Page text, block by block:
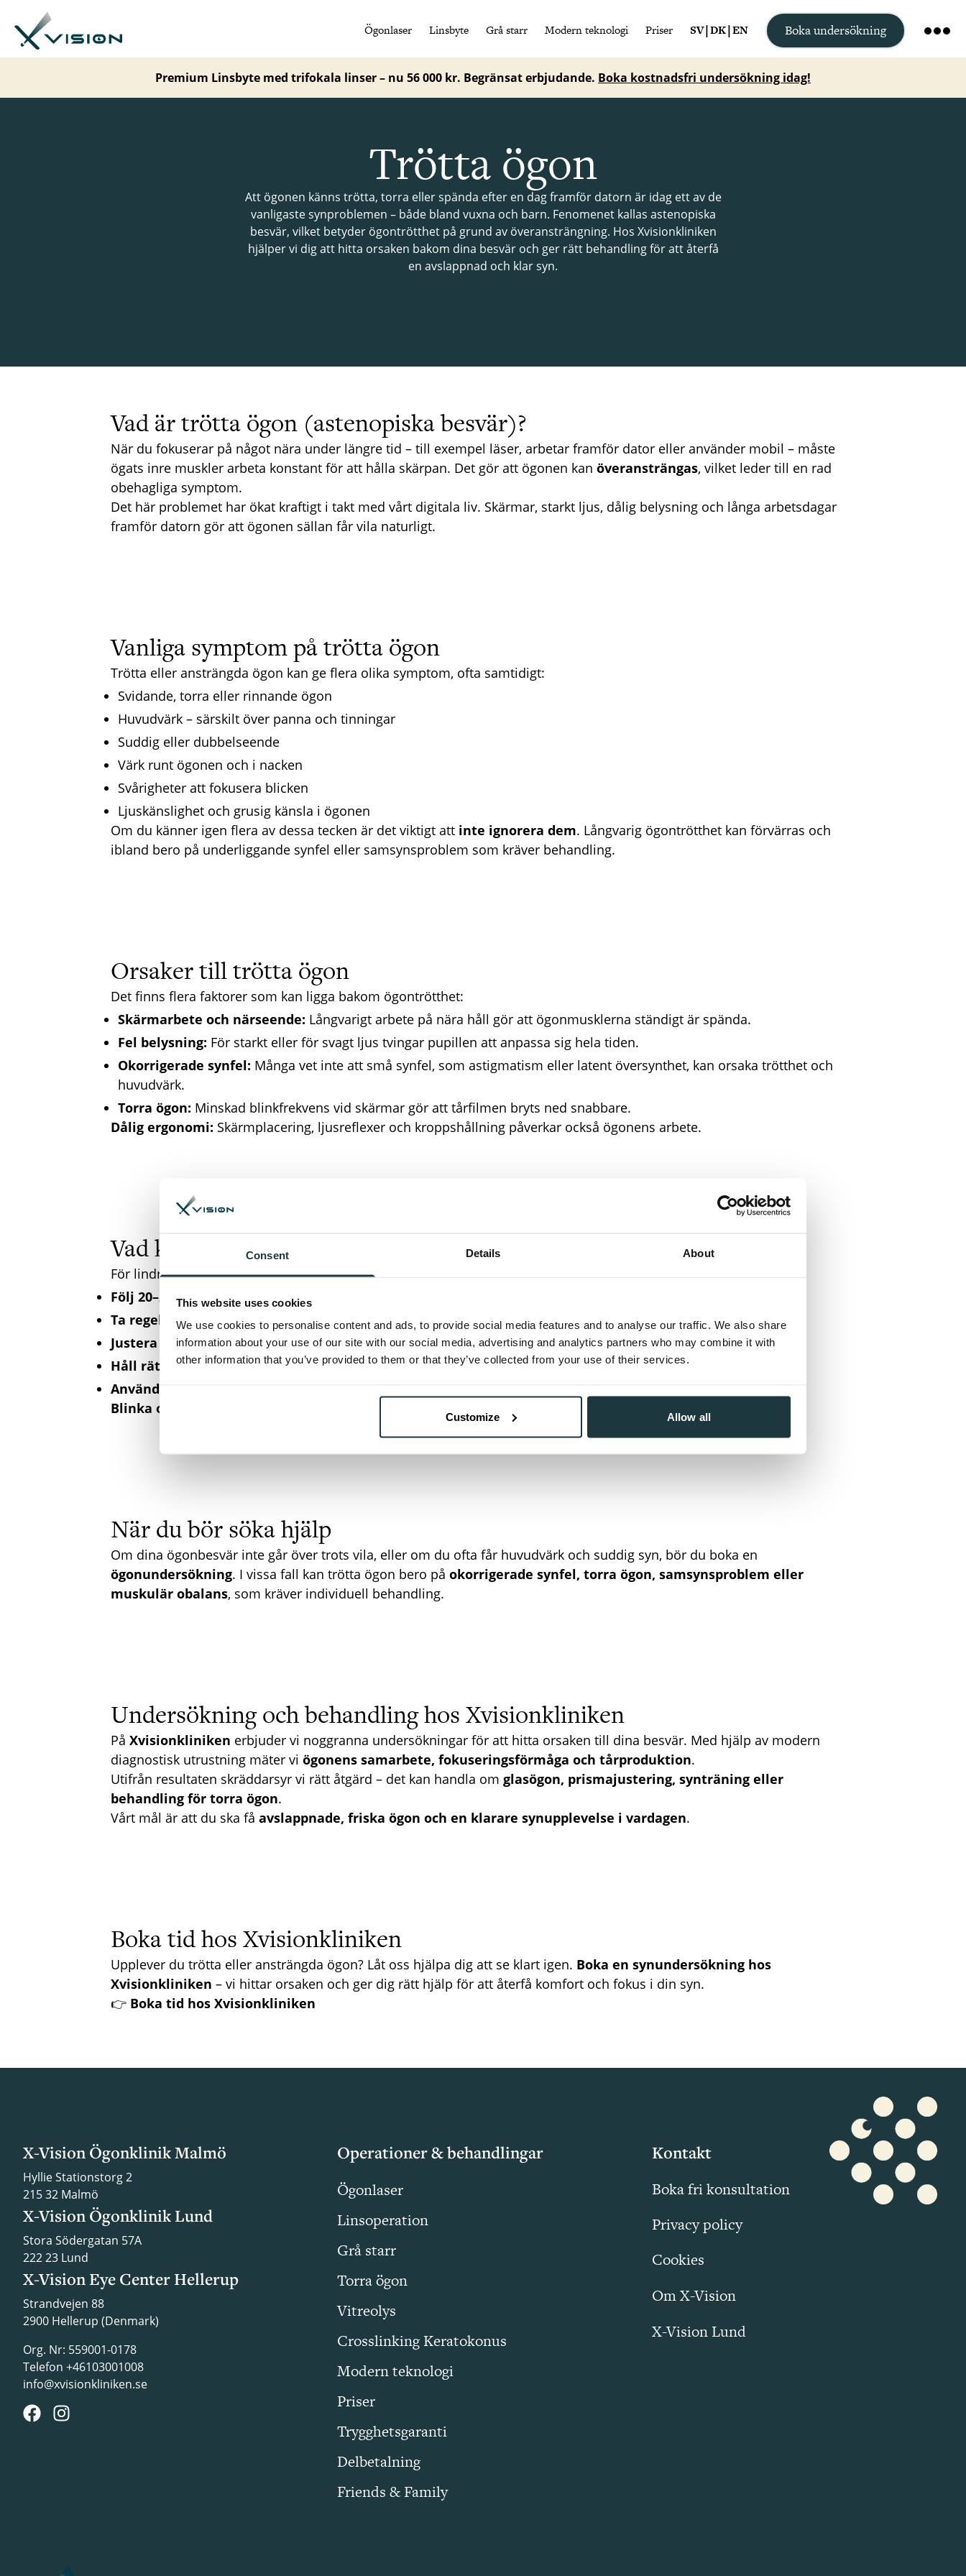
Consent Details About
This website uses cookies
We use cookies to personalise content and ads, to provide social media features and to analyse our traffic. We also share
information about your use of our site with our social media, advertising and analytics partners who may combine it with
other information that you’ve provided to them or that they’ve collected from your use of their services.
Customize Allow all
Ögonlaser Linsbyte Grå starr Modern teknologi Priser SV|DK|EN Boka undersökning
Premium Linsbyte med trifokala linser – nu 56 000 kr. Begränsat erbjudande. Boka kostnadsfri undersökning idag!
Trötta ögon
Att ögonen känns trötta, torra eller spända efter en dag framför datorn är idag ett av de
vanligaste synproblemen – både bland vuxna och barn. Fenomenet kallas astenopiska
besvär, vilket betyder ögontrötthet på grund av överansträngning. Hos Xvisionkliniken
hjälper vi dig att hitta orsaken bakom dina besvär och ger rätt behandling för att återfå
en avslappnad och klar syn.
Vad är trötta ögon (astenopiska besvär)?
När du fokuserar på något nära under längre tid – till exempel läser, arbetar framför dator eller använder mobil – måste
ögats inre muskler arbeta konstant för att hålla skärpan. Det gör att ögonen kanöveransträngas, vilket leder till en rad
obehagliga symptom.
Det här problemet har ökat kraftigt i takt med vårt digitala liv. Skärmar, starkt ljus, dålig belysning och långa arbetsdagar
framför datorn gör att ögonen sällan får vila naturligt.
Vanliga symptom på trötta ögon
Trötta eller ansträngda ögon kan ge flera olika symptom, ofta samtidigt:
Svidande, torra eller rinnande ögon
Huvudvärk – särskilt över panna och tinningar
Suddig eller dubbelseende
Värk runt ögonen och i nacken
Svårigheter att fokusera blicken
Ljuskänslighet och grusig känsla i ögonen
Om du känner igen flera av dessa tecken är det viktigt att inte ignorera dem. Långvarig ögontrötthet kan förvärras och
ibland bero på underliggande synfel eller samsynsproblem som kräver behandling.
Orsaker till trötta ögon
Det finns flera faktorer som kan ligga bakom ögontrötthet:
Skärmarbete och närseende: Långvarigt arbete på nära håll gör att ögonmusklerna ständigt är spända.
Fel belysning: För starkt eller för svagt ljus tvingar pupillen att anpassa sig hela tiden.
Okorrigerade synfel: Många vet inte att små synfel, som astigmatism eller latent översynthet, kan orsaka trötthet och
huvudvärk.
Torra ögon: Minskad blinkfrekvens vid skärmar gör att tårfilmen bryts ned snabbare.
Dålig ergonomi: Skärmplacering, ljusreflexer och kroppshållning påverkar också ögonens arbete.
Vad kan du göra själv?
För lindriga besvär kan små förändringar i vardagen göra stor skillnad:
Följ 20–20–20-regeln: Var 20:e minut – titta 20 meter bort i 20 sekunder.
Ta regelbundna pauser:Två femminuterspauser per timme ger ögonen chans att vila.
Justera belysningen:Undvik starkt motljus eller reflektioner på skärmen.
Håll rätt avstånd:Datorn bör stå ungefär en armlängd bort, mobilen något längre.
Använd tårersättning:
Blinka oftare:
När du bör söka hjälp
Om dina ögonbesvär inte går över trots vila, eller om du ofta får huvudvärk och suddig syn, bör du boka en
ögonundersökning. I vissa fall kan trötta ögon bero påokorrigerade synfel, torra ögon, samsynsproblem eller
muskulär obalans, som kräver individuell behandling.
Undersökning och behandling hos Xvisionkliniken
PåXvisionkliniken erbjuder vi noggranna undersökningar för att hitta orsaken till dina besvär. Med hjälp av modern
diagnostisk utrustning mäter viögonens samarbete, fokuseringsförmåga och tårproduktion.
Utifrån resultaten skräddarsyr vi rätt åtgärd – det kan handla omglasögon, prismajustering, synträning eller
behandling för torra ögon.
Vårt mål är att du ska fåavslappnade, friska ögon och en klarare synupplevelse i vardagen.
Boka tid hos Xvisionkliniken
Upplever du trötta eller ansträngda ögon? Låt oss hjälpa dig att se klart igen. Boka en synundersökning hos
Xvisionkliniken – vi hittar orsaken och ger dig rätt hjälp för att återfå komfort och fokus i din syn.
👉 Boka tid hos Xvisionkliniken
X-Vision Ögonklinik Malmö
Hyllie Stationstorg 2
215 32 Malmö
X-Vision Ögonklinik Lund
Stora Södergatan 57A
222 23 Lund
X-Vision Eye Center Hellerup
Strandvejen 88
2900 Hellerup (Denmark)
Org. Nr: 559001-0178
Telefon +46103001008
info@xvisionkliniken.se
Operationer & behandlingar
Ögonlaser
Linsoperation
Grå starr
Torra ögon
Vitreolys
Crosslinking Keratokonus
Modern teknologi
Priser
Trygghetsgaranti
Delbetalning
Friends & Family
Kontakt
Boka fri konsultation
Privacy policy
Cookies
Om X-Vision
X-Vision Lund